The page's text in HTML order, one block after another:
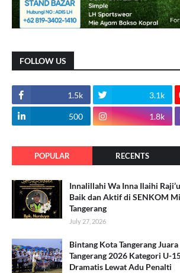
FOLLOW US
1.5k 3.1k
500 1.8k
POPULAR RECENTS
Innalillahi Wa Inna Ilaihi
Baik dan Aktif di SENKOM
Tangerang
July 27, 2026
Bintang Kota Tangerang
Tangerang 2026 Kategori U-
Dramatis Lewat Adu Penalti